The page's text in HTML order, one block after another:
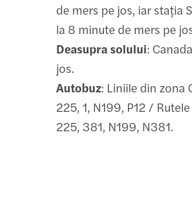
de mers pe jos, iar stația
la 8 minute de mers pe
Deasupra solului:
jos.
Autobuz: Liniile din zona
225, 1, N199, P12 /
225, 381, N199, N381.